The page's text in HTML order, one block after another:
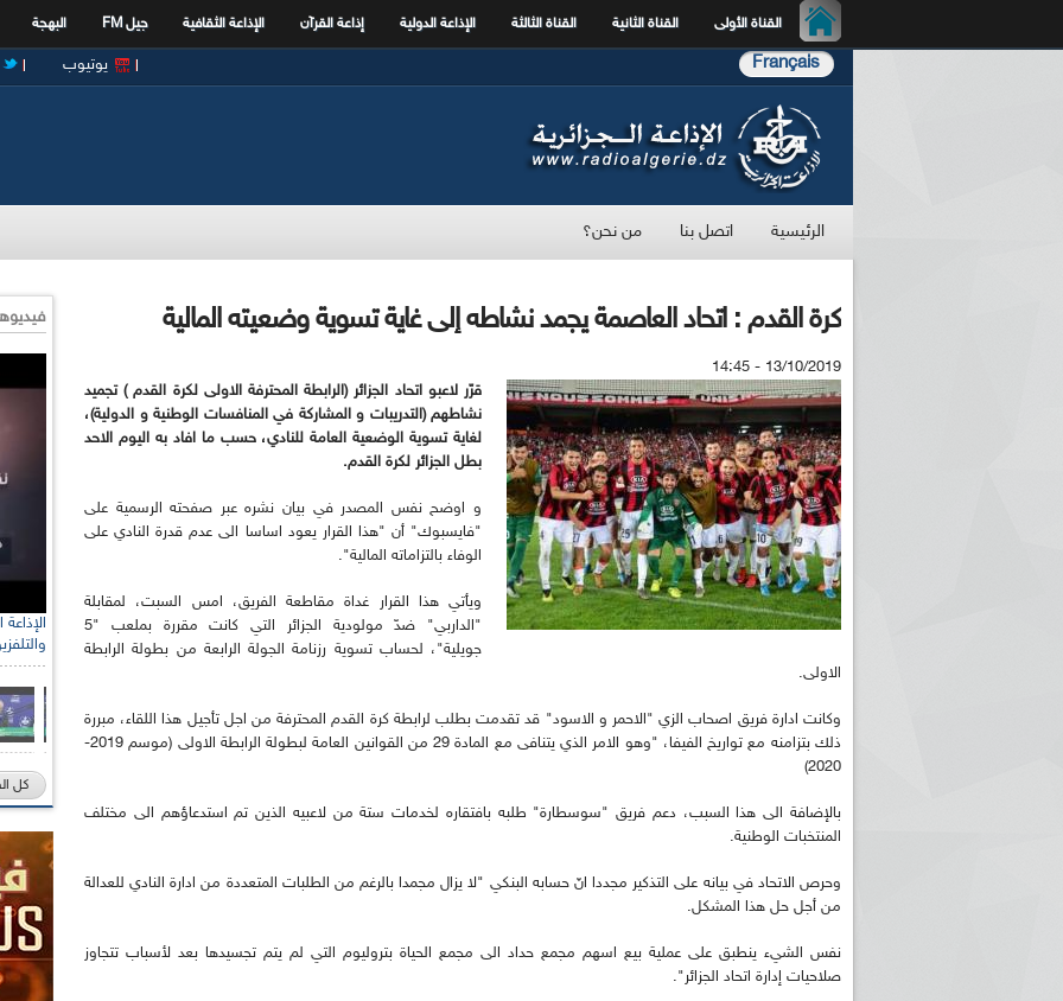
القناة الأولى القناة الثانية القناة الثالثة الإذاعة الدولية إذاعة القرآن الإذاعة الثقافية جيل FM البهجة
Français يوتيوب
الرئيسية اتصل بنا من نحن؟
كرة القدم : اتحاد العاصمة يجمد نشاطه إلى غاية تسوية وضعيته المالية
13/10/2019 - 14:45
قرّر لاعبو اتحاد الجزائر (الرابطة المحترفة الاولى لكرة القدم ) تجميد
نشاطهم (التدريبات و المشاركة في المنافسات الوطنية و الدولية)،
لغاية تسوية الوضعية العامة للنادي، حسب ما افاد به اليوم الاحد
بطل الجزائر لكرة القدم.
و اوضح نفس المصدر في بيان نشره عبر صفحته الرسمية على
"فايسبوك" أن "هذا القرار يعود اساسا الى عدم قدرة النادي على
الوفاء بالتزاماته المالية".
ويأتي هذا القرار غداة مقاطعة الفريق، امس السبت، لمقابلة
"الداربي" ضدّ مولودية الجزائر التي كانت مقررة بملعب "5
جويلية"، لحساب تسوية رزنامة الجولة الرابعة من بطولة الرابطة
الاولى.
وكانت ادارة فريق اصحاب الزي "الاحمر و الاسود" قد تقدمت بطلب لرابطة كرة القدم المحترفة من اجل تأجيل هذا اللقاء، مبررة
ذلك بتزامنه مع تواريخ الفيفا، "وهو الامر الذي يتنافى مع المادة 29 من القوانين العامة لبطولة الرابطة الاولى (موسم 2019-
2020)
بالإضافة الى هذا السبب، دعم فريق "سوسطارة" طلبه بافتقاره لخدمات ستة من لاعبيه الذين تم استدعاؤهم الى مختلف
المنتخبات الوطنية.
وحرص الاتحاد في بيانه على التذكير مجددا انّ حسابه البنكي "لا يزال مجمدا بالرغم من الطلبات المتعددة من ادارة النادي للعدالة
من أجل حل هذا المشكل.
نفس الشيء ينطبق على عملية بيع اسهم مجمع حداد الى مجمع الحياة بتروليوم التي لم يتم تجسيدها بعد لأسباب تتجاوز
صلاحيات إدارة اتحاد الجزائر".
كل